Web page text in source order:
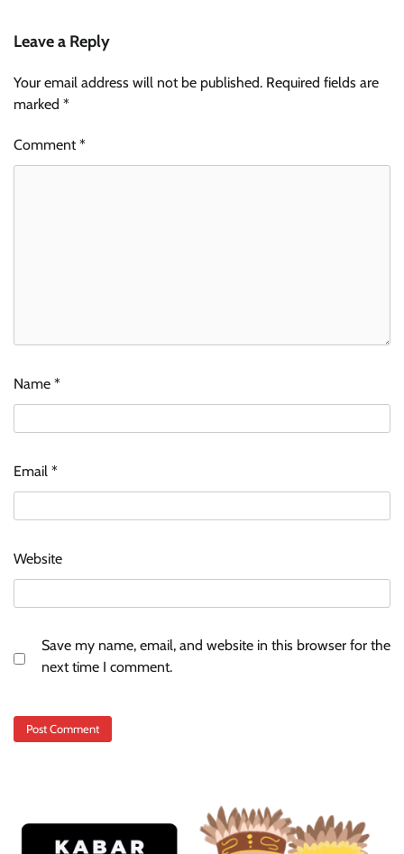
Leave a Reply
Your email address will not be published. Required fields are
marked *
Comment*
Name *
Email *
Website
Save my name, email, and website in this browser for the
next time I comment.